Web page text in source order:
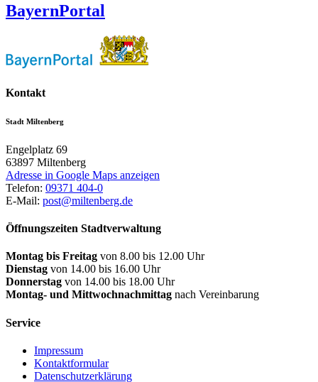
BayernPortal
Kontakt
Stadt Miltenberg
Engelplatz 69
63897 Miltenberg
Adresse in Google Maps anzeigen
Telefon: 09371 404-0
E-Mail: post@miltenberg.de
Öffnungszeiten Stadtverwaltung
Montag bis Freitag von 8.00 bis 12.00 Uhr
Dienstag von 14.00 bis 16.00 Uhr
Donnerstag von 14.00 bis 18.00 Uhr
Montag- und Mittwochnachmittag nach Vereinbarung
Service
Impressum
Kontaktformular
Datenschutzerklärung